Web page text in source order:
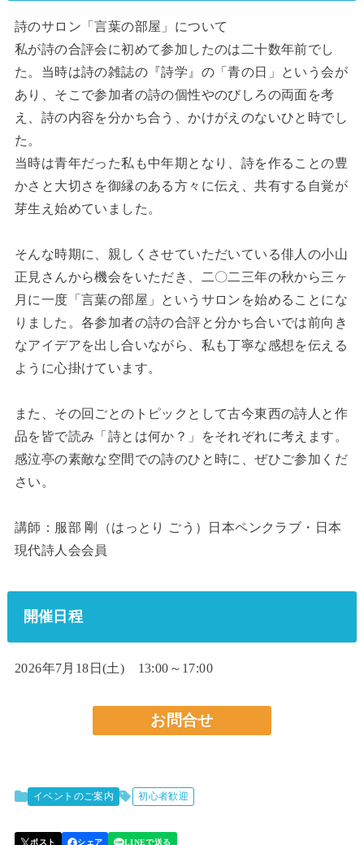
詩のサロン「言葉の部屋」について
私が詩の合評会に初めて参加したのは二十数年前でし
た。当時は詩の雑誌の『詩学』の「青の日」という会が
あり、そこで参加者の詩の個性やのびしろの両面を考
え、詩の内容を分かち合う、かけがえのないひと時でし
た。
当時は青年だった私も中年期となり、詩を作ることの豊
かさと大切さを御縁のある方々に伝え、共有する自覚が
芽生え始めていました。
そんな時期に、親しくさせていただいている俳人の小山
正見さんから機会をいただき、二〇二三年の秋から三ヶ
月に一度「言葉の部屋」というサロンを始めることにな
りました。各参加者の詩の合評と分かち合いでは前向き
なアイデアを出し合いながら、私も丁寧な感想を伝える
ように心掛けています。
また、その回ごとのトピックとして古今東西の詩人と作
品を皆で読み「詩とは何か？」をそれぞれに考えます。
感泣亭の素敵な空間での詩のひと時に、ぜひご参加くだ
さい。
講師：服部 剛（はっとり ごう）日本ペンクラブ・日本
現代詩人会会員
開催日程
2026年7月18日(土) 13:00～17:00
お問合せ
イベントのご案内 初心者歓迎